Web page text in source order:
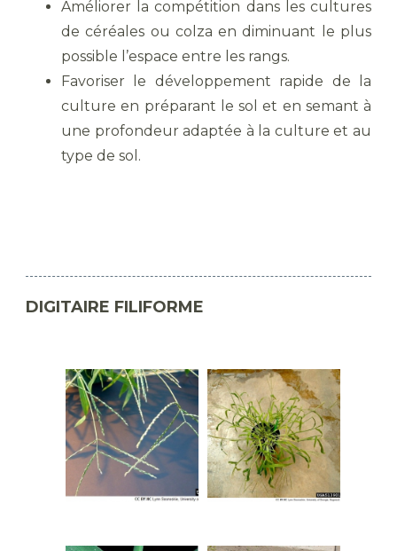
Améliorer la compétition dans les cultures
de céréales ou colza en diminuant le plus
possible l’espace entre les rangs.
Favoriser le développement rapide de la
culture en préparant le sol et en semant à
une profondeur adaptée à la culture et au
type de sol.
DIGITAIRE FILIFORME